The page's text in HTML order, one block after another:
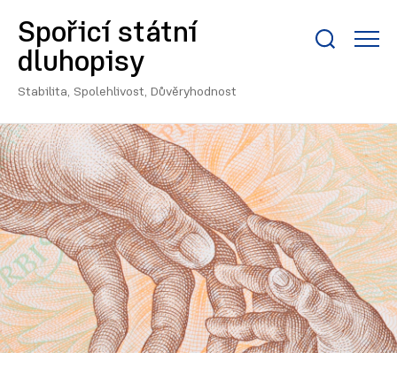
Spořicí státní
dluhopisy
Stabilita, Spolehlivost, Důvěryhodnost
Úvodní
stránka
Nejnovější
zprávy